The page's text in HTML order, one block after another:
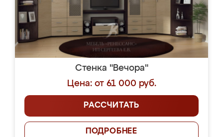
Стенка "Вечора"
Цена: от 61 000 руб.
РАССЧИТАТЬ
ПОДРОБНЕЕ